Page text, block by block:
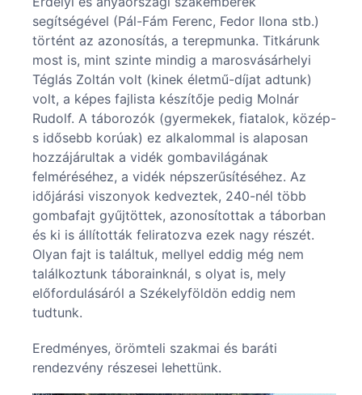
segítségével (Pál-Fám Ferenc, Fedor Ilona stb.)
történt az azonosítás, a terepmunka. Titkárunk
most is, mint szinte mindig a marosvásárhelyi
Téglás Zoltán volt (kinek életmű-díjat adtunk)
volt, a képes fajlista készítője pedig Molnár
Rudolf. A táborozók (gyermekek, fiatalok, közép-
s idősebb korúak) ez alkalommal is alaposan
hozzájárultak a vidék gombavilágának
felméréséhez, a vidék népszerűsítéséhez. Az
időjárási viszonyok kedveztek, 240-nél több
gombafajt gyűjtöttek, azonosítottak a táborban
és ki is állították feliratozva ezek nagy részét.
Olyan fajt is találtuk, mellyel eddig még nem
találkoztunk táborainknál, s olyat is, mely
előfordulásáról a Székelyföldön eddig nem
tudtunk.
Eredményes, örömteli szakmai és baráti
rendezvény részesei lehettünk.